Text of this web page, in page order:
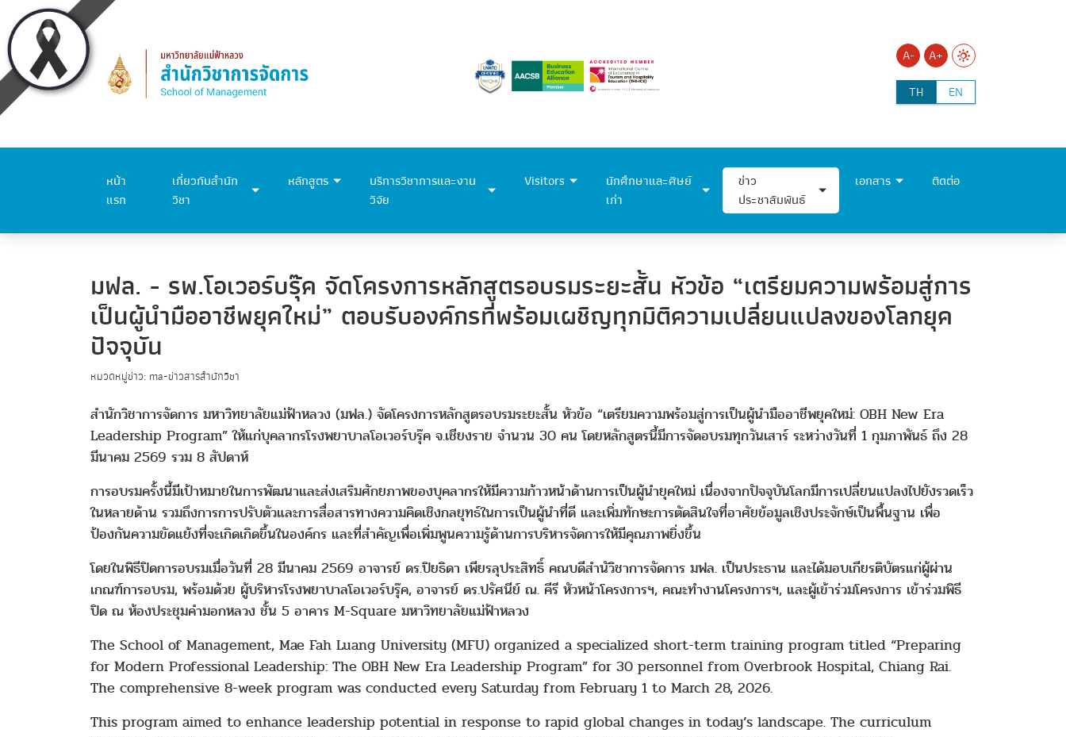
A-
A+
TH
EN
หน้า
แรก
เกี่ยวกับสำนัก
วิชา
หลักสูตร
บริการวิชาการและงาน
วิจัย
Visitors
นักศึกษาและศิษย์
เก่า
ข่าว
ประชาสัมพันธ์
เอกสาร ติดต่อ
มฟล. - รพ.โอเวอร์บรุ๊ค จัดโครงการหลักสูตรอบรมระยะสั้น หัวข้อ “เตรียมความพร้อมสู่การ
เป็นผู้นำมืออาชีพยุคใหม่” ตอบรับองค์กรที่พร้อมเผชิญทุกมิติความเปลี่ยนแปลงของโลกยุค
ปัจจุบัน
หมวดหมู่ข่าว: ma-ข่าวสารสำนักวิชา
สำนักวิชาการจัดการ มหาวิทยาลัยแม่ฟ้าหลวง (มฟล.) จัดโครงการหลักสูตรอบรมระยะสั้น หัวข้อ “เตรียมความพร้อมสู่การเป็นผู้นำมืออาชีพยุคใหม่: OBH New Era
Leadership Program” ให้แก่บุคลากรโรงพยาบาลโอเวอร์บรุ๊ค จ.เชียงราย จำนวน 30 คน โดยหลักสูตรนี้มีการจัดอบรมทุกวันเสาร์ ระหว่างวันที่ 1 กุมภาพันธ์ ถึง 28
มีนาคม 2569 รวม 8 สัปดาห์
การอบรมครั้งนี้มีเป้าหมายในการพัฒนาและส่งเสริมศักยภาพของบุคลากรให้มีความก้าวหน้าด้านการเป็นผู้นำยุคใหม่ เนื่องจากปัจจุบันโลกมีการเปลี่ยนแปลงไปยังรวดเร็ว
ในหลายด้าน รวมถึงการการปรับตัวและการสื่อสารทางความคิดเชิงกลยุทธ์ในการเป็นผู้นำที่ดี และเพิ่มทักษะการตัดสินใจที่อาศัยข้อมูลเชิงประจักษ์เป็นพื้นฐาน เพื่อ
ป้องกันความขัดแย้งที่จะเกิดเกิดขึ้นในองค์กร และที่สำคัญเพื่อเพิ่มพูนความรู้ด้านการบริหารจัดการให้มีคุณภาพยิ่งขึ้น
โดยในพิธีปิดการอบรมเมื่อวันที่ 28 มีนาคม 2569 อาจารย์ ดร.ปิยธิดา เพียรลุประสิทธิ์ คณบดีสำนัวิชาการจัดการ มฟล. เป็นประธาน และได้มอบเกียรติบัตรแก่ผู้ผ่าน
เกณฑ์การอบรม, พร้อมด้วย ผู้บริหารโรงพยาบาลโอเวอร์บรุ๊ค, อาจารย์ ดร.ปรัศนีย์ ณ. คีรี หัวหน้าโครงการฯ, คณะทำงานโครงการฯ, และผู้เข้าร่วมโครงการ เข้าร่วมพิธี
ปิด ณ ห้องประชุมคำมอกหลวง ชั้น 5 อาคาร M-Square มหาวิทยาลัยแม่ฟ้าหลวง
The School of Management, Mae Fah Luang University (MFU) organized a specialized short-term training program titled “Preparing
for Modern Professional Leadership: The OBH New Era Leadership Program” for 30 personnel from Overbrook Hospital, Chiang Rai.
The comprehensive 8-week program was conducted every Saturday from February 1 to March 28, 2026.
This program aimed to enhance leadership potential in response to rapid global changes in today’s landscape. The curriculum